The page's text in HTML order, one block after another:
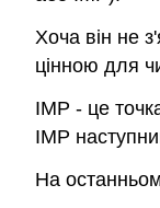
Хоча він не
цінною для
IMP - це
IMP
На